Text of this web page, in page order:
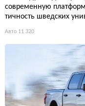
современную
тичность шведских
Авто 11 320